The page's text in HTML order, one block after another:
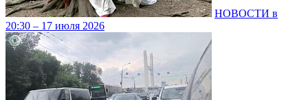
НОВОСТИ в
20:30 – 17 июля 2026